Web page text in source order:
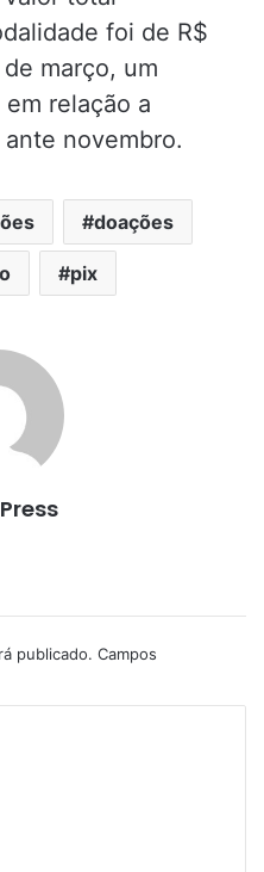
foi de R$
março, um
relação a
novembro.
doações
pix
publicado. Campos